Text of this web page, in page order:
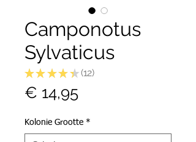
Camponotus
Sylvaticus
★ ★ ★ ★ ★ 12
12
€ 14,95Prijs
Kolonie Grootte *